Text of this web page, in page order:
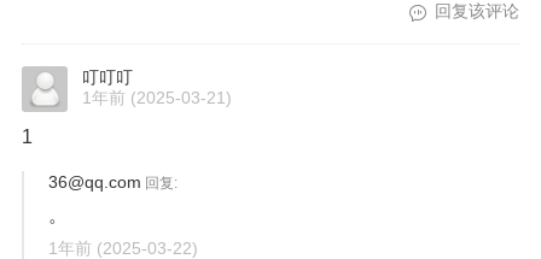
回复该评论
叮叮叮
1年前 (2025-03-21)
1
36@qq.com 回复:
。
1年前 (2025-03-22)